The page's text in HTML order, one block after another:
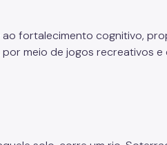
ao fortalecimento cognitivo,
meio de jogos recreativos e